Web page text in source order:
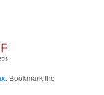
. Bookmark the